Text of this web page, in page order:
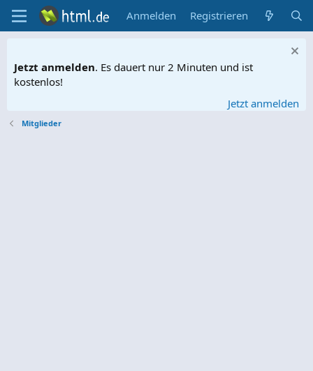
Anmelden Registrieren
Jetzt anmelden. Es dauert nur 2 Minuten und ist
kostenlos!
Jetzt anmelden
Mitglieder